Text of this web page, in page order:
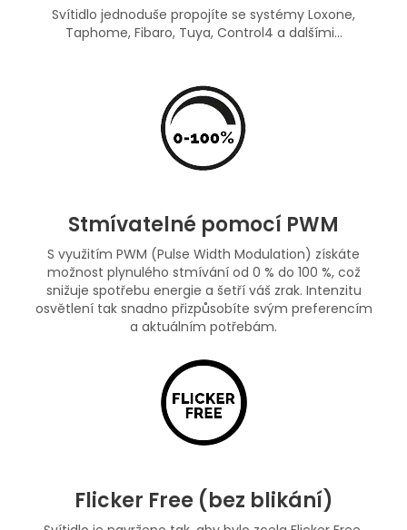
Svítidlo jednoduše propojíte se systémy Loxone,
Taphome, Fibaro, Tuya, Control4 a dalšími...
Stmívatelné pomocí PWM
S využitím PWM (Pulse Width Modulation) získáte
možnost plynulého stmívání od 0 % do 100 %, což
snižuje spotřebu energie a šetří váš zrak. Intenzitu
osvětlení tak snadno přizpůsobíte svým preferencím
a aktuálním potřebám.
Flicker Free (bez blikání)